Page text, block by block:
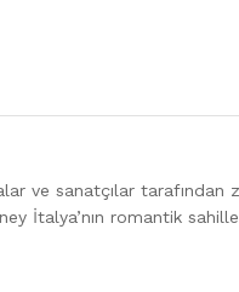
ve sanatçılar tarafından
İtalya’nın romantik